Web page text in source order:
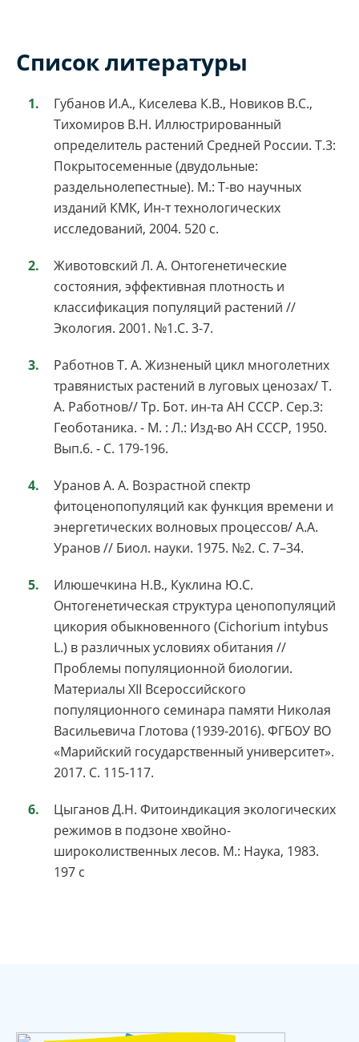
Список литературы
Губанов И.А., Киселева К.В., Новиков В.С.,
Тихомиров В.Н. Иллюстрированный
определитель растений Средней России. Т.3:
Покрытосеменные (двудольные:
раздельнолепестные). М.: Т-во научных
изданий КМК, Ин-т технологических
исследований, 2004. 520 с.
Животовский Л. А. Онтогенетические
состояния, эффективная плотность и
классификация популяций растений //
Экология. 2001. №1.С. 3-7.
Работнов Т. А. Жизненый цикл многолетних
травянистых растений в луговых ценозах/ Т.
А. Работнов// Тр. Бот. ин-та АН СССР. Сер.3:
Геоботаника. - М. : Л.: Изд-во АН СССР, 1950.
Вып.6. - С. 179-196.
Уранов А. А. Возрастной спектр
фитоценопопуляций как функция времени и
энергетических волновых процессов/ А.А.
Уранов // Биол. науки. 1975. №2. С. 7–34.
Илюшечкина Н.В., Куклина Ю.С.
Онтогенетическая структура ценопопуляций
цикория обыкновенного (Cichorium intybus
L.) в различных условиях обитания //
Проблемы популяционной биологии.
Материалы XII Всероссийского
популяционного семинара памяти Николая
Васильевича Глотова (1939-2016). ФГБОУ ВО
«Марийский государственный университет».
2017. С. 115-117.
Цыганов Д.Н. Фитоиндикация экологических
режимов в подзоне хвойно-
широколиственных лесов. М.: Наука, 1983.
197 с